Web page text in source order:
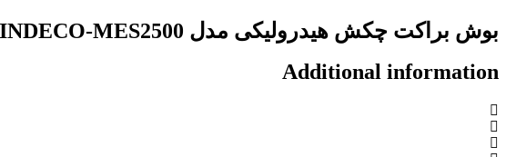
بوش براکت چکش هیدرولیکی مدل INDECO-MES2500
Additional information